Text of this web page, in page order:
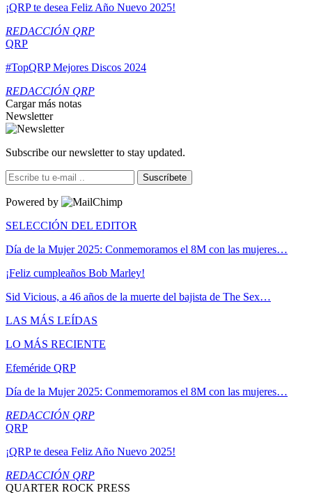
¡QRP te desea Feliz Año Nuevo 2025!
REDACCIÓN QRP
QRP
#TopQRP Mejores Discos 2024
REDACCIÓN QRP
Cargar más notas
Newsletter
Subscribe our newsletter to stay updated.
Suscríbete
Powered by
SELECCIÓN DEL EDITOR
Día de la Mujer 2025: Conmemoramos el 8M con las mujeres…
¡Feliz cumpleaños Bob Marley!
Sid Vicious, a 46 años de la muerte del bajista de The Sex…
LAS MÁS LEÍDAS
LO MÁS RECIENTE
Efeméride QRP
Día de la Mujer 2025: Conmemoramos el 8M con las mujeres…
REDACCIÓN QRP
QRP
¡QRP te desea Feliz Año Nuevo 2025!
REDACCIÓN QRP
QUARTER ROCK PRESS